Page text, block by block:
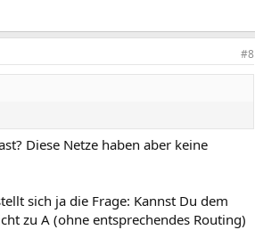
#8
Diese Netze haben aber keine
sich ja die Frage: Kannst Du dem
zu A (ohne entsprechendes Routing)